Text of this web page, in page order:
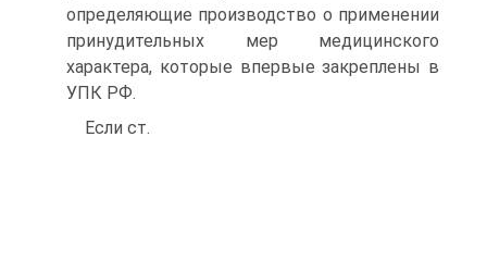
определяющие производство о применении
принудительных мер медицинского
характера, которые впервые закреплены в
УПК РФ.
Если ст.